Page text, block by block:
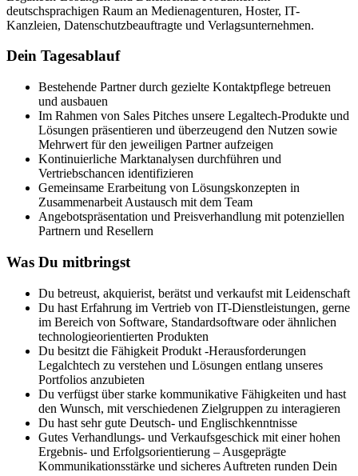
deutschsprachigen Raum an Medienagenturen, Hoster, IT-
Kanzleien, Datenschutzbeauftragte und Verlagsunternehmen.
Dein Tagesablauf
Bestehende Partner durch gezielte Kontaktpflege betreuen
und ausbauen
Im Rahmen von Sales Pitches unsere Legaltech-Produkte und
Lösungen präsentieren und überzeugend den Nutzen sowie
Mehrwert für den jeweiligen Partner aufzeigen
Kontinuierliche Marktanalysen durchführen und
Vertriebschancen identifizieren
Gemeinsame Erarbeitung von Lösungskonzepten in
Zusammenarbeit Austausch mit dem Team
Angebotspräsentation und Preisverhandlung mit potenziellen
Partnern und Resellern
Was Du mitbringst
Du betreust, akquierist, berätst und verkaufst mit Leidenschaft
Du hast Erfahrung im Vertrieb von IT-Dienstleistungen, gerne
im Bereich von Software, Standardsoftware oder ähnlichen
technologieorientierten Produkten
Du besitzt die Fähigkeit Produkt -Herausforderungen
Legalchtech zu verstehen und Lösungen entlang unseres
Portfolios anzubieten
Du verfügst über starke kommunikative Fähigkeiten und hast
den Wunsch, mit verschiedenen Zielgruppen zu interagieren
Du hast sehr gute Deutsch- und Englischkenntnisse
Gutes Verhandlungs- und Verkaufsgeschick mit einer hohen
Ergebnis- und Erfolgsorientierung – Ausgeprägte
Kommunikationsstärke und sicheres Auftreten runden Dein